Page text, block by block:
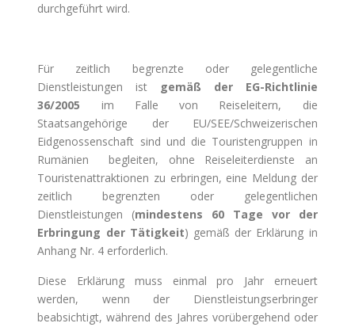
durchgeführt wird.
Für zeitlich begrenzte oder gelegentliche
Dienstleistungen ist
gemäß der EG-Richtlinie
36/2005 im Falle von Reiseleitern, die
Staatsangehörige der EU/SEE/Schweizerischen
Eidgenossenschaft sind und die Touristengruppen in
Rumänien begleiten, ohne Reiseleiterdienste an
Touristenattraktionen zu erbringen, eine Meldung der
zeitlich begrenzten oder gelegentlichen
Dienstleistungen (mindestens 60 Tage vor der
Erbringung der Tätigkeit) gemäß der Erklärung in
Anhang Nr. 4 erforderlich.
Diese Erklärung muss einmal pro Jahr erneuert
werden, wenn der Dienstleistungserbringer
beabsichtigt, während des Jahres vorübergehend oder